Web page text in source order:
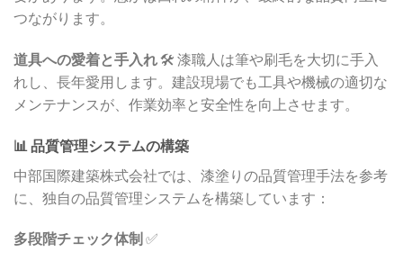
つながります。
道具への愛着と手入れ🛠️ 漆職人は筆や刷毛を大切に手入
れし、長年愛用します。建設現場でも工具や機械の適切な
メンテナンスが、作業効率と安全性を向上させます。
📊 品質管理システムの構築
中部国際建築株式会社では、漆塗りの品質管理手法を参考
に、独自の品質管理システムを構築しています：
多段階チェック体制 ✅